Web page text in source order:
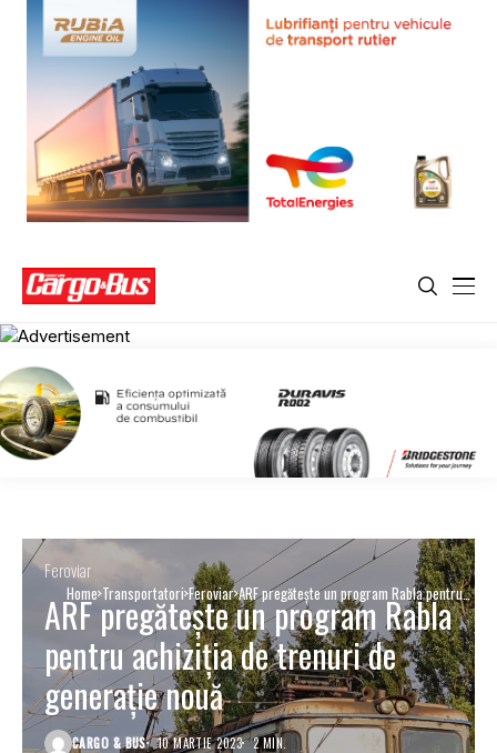
Home Transportatori Feroviar ARF pregăteşte un program Rabla pentru
achiziţia de trenuri de generaţie nouă
Feroviar
ARF pregăteşte un program Rabla
pentru achiziţia de trenuri de
generaţie nouă
CARGO & BUS 10 MARTIE 2023 2 MIN.